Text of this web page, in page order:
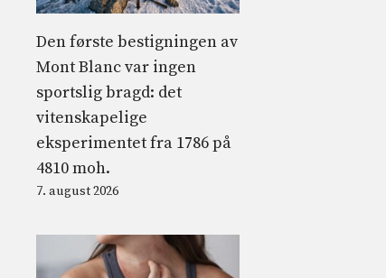
Den første bestigningen av
Mont Blanc var ingen
sportslig bragd: det
vitenskapelige
eksperimentet fra 1786 på
4810 moh.
7. august 2026